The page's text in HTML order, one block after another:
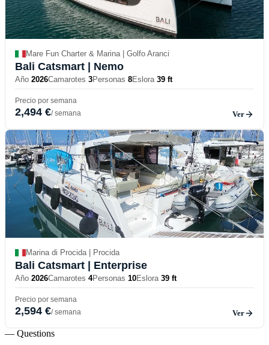
Mare Fun Charter & Marina | Golfo Aranci
Bali Catsmart | Nemo
Año 2026Camarotes 3Personas 8Eslora 39 ft
Precio por semana
2,494 €/ semana Ver
Marina di Procida | Procida
Bali Catsmart | Enterprise
Año 2026Camarotes 4Personas 10Eslora 39 ft
Precio por semana
2,594 €/ semana Ver
— Questions